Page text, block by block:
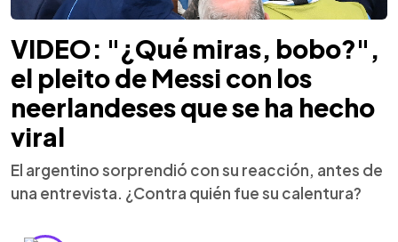
VIDEO: "¿Qué miras, bobo?",
el pleito de Messi con los
neerlandeses que se ha hecho
viral
El argentino sorprendió con su reacción, antes de
una entrevista. ¿Contra quién fue su calentura?